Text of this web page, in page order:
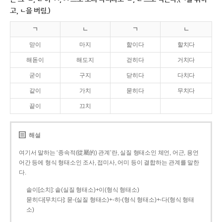
고, ㄴ을 버림.)
ㄱ ㄴ ㄱ ㄴ
맏이 마지 핥이다 할치다
해돋이 해도지 걷히다 거치다
굳이 구지 닫히다 다치다
같이 가치 묻히다 무치다
끝이 끄치
해설
여기서 말하는 ‘종속적(從屬的) 관계’란, 실질 형태소인 체언, 어근, 용언
어간 등에 형식 형태소인 조사, 접미사, 어미 등이 결합하는 관계를 말한
다.
솥이[소치]: 솥(실질 형태소)+이(형식 형태소)
묻히다[무치다]: 묻­-(실질 형태소)+­-히­-(형식 형태소)+-다(형식 형태
소)